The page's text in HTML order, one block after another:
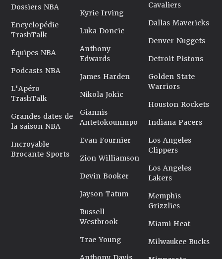
Dossiers NBA
Encyclopédie
TrashTalk
Équipes NBA
Podcasts NBA
L'Apéro
TrashTalk
Grandes dates de
la saison NBA
Incroyable
Brocante Sports
Kyrie Irving
Luka Doncic
Anthony
Edwards
James Harden
Nikola Jokic
Giannis
Antetokounmpo
Evan Fournier
Zion Williamson
Devin Booker
Jayson Tatum
Russell
Westbrook
Trae Young
Cavaliers
Dallas Mavericks
Denver Nuggets
Detroit Pistons
Golden State
Warriors
Houston Rockets
Indiana Pacers
Los Angeles
Clippers
Los Angeles
Lakers
Memphis
Grizzlies
Miami Heat
Milwaukee Bucks